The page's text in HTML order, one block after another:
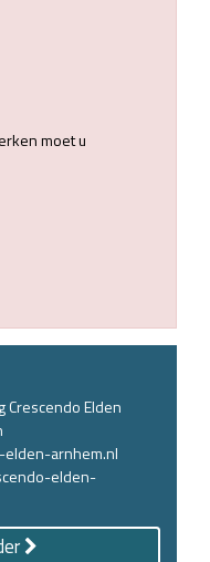
moet u
Crescendo Elden
arnhem.nl
elden-